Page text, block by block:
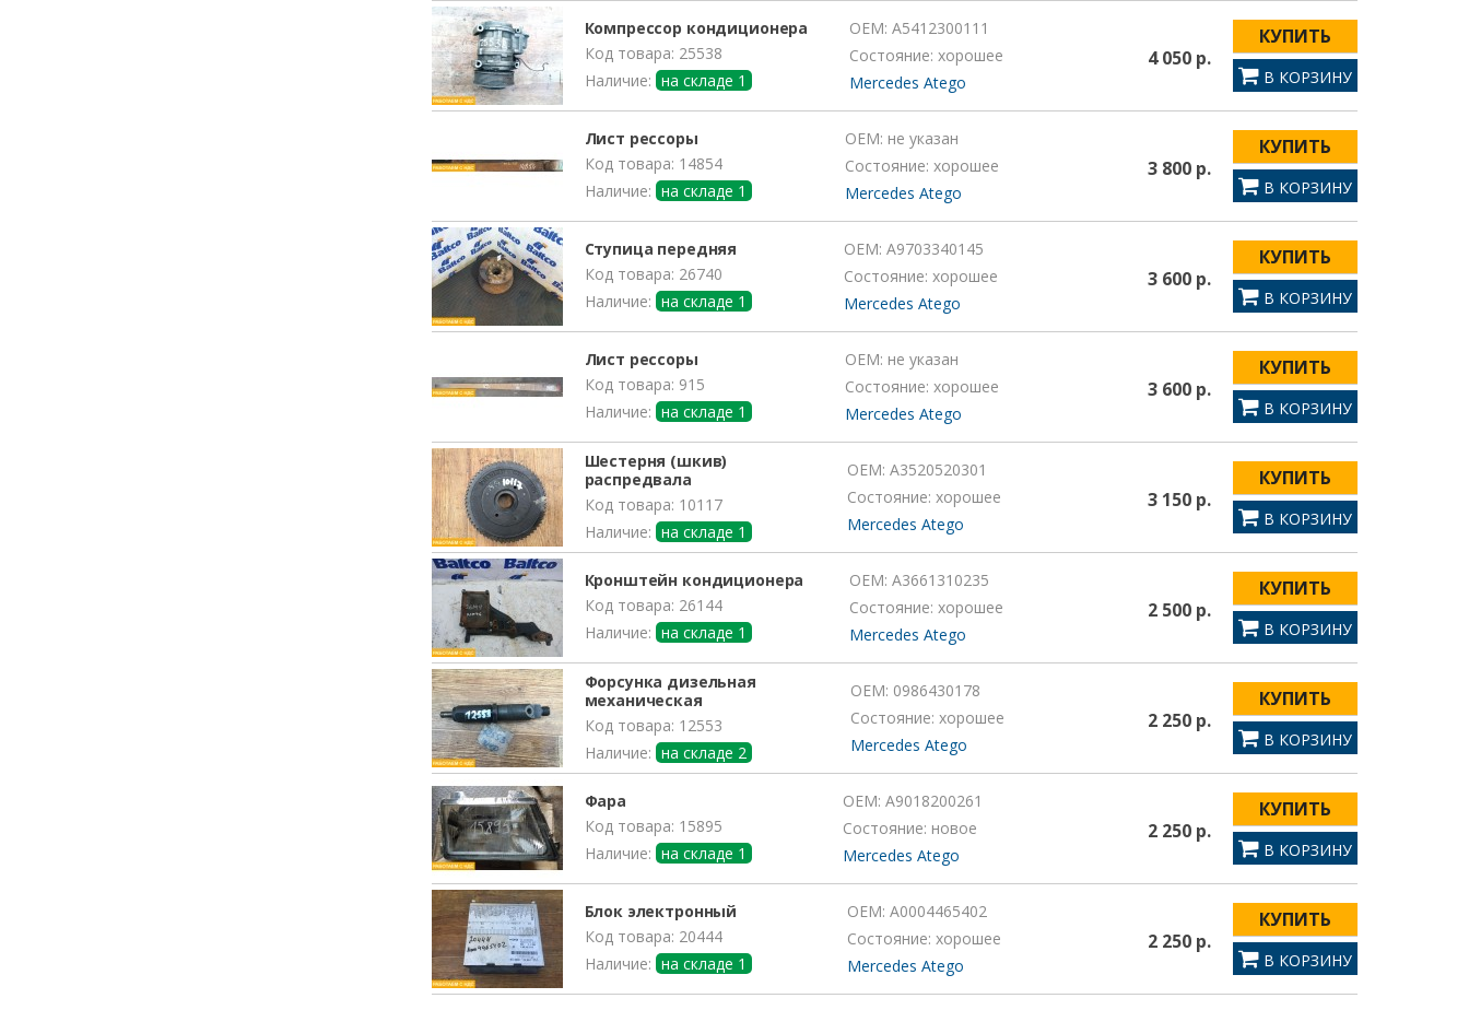
Компрессор кондиционера
Код товара: 25538
Наличие: на складе 1
OEM: A5412300111
Состояние: хорошее
Mercedes Atego
4 050 р.
КУПИТЬ
В КОРЗИНУ
Лист рессоры
Код товара: 14854
Наличие: на складе 1
OEM: не указан
Состояние: хорошее
Mercedes Atego
3 800 р.
КУПИТЬ
В КОРЗИНУ
Ступица передняя
Код товара: 26740
Наличие: на складе 1
OEM: A9703340145
Состояние: хорошее
Mercedes Atego
3 600 р.
КУПИТЬ
В КОРЗИНУ
Лист рессоры
Код товара: 915
Наличие: на складе 1
OEM: не указан
Состояние: хорошее
Mercedes Atego
3 600 р.
КУПИТЬ
В КОРЗИНУ
Шестерня (шкив)
распредвала
Код товара: 10117
Наличие: на складе 1
OEM: A3520520301
Состояние: хорошее
Mercedes Atego
3 150 р.
КУПИТЬ
В КОРЗИНУ
Кронштейн кондиционера
Код товара: 26144
Наличие: на складе 1
OEM: A3661310235
Состояние: хорошее
Mercedes Atego
2 500 р.
КУПИТЬ
В КОРЗИНУ
Форсунка дизельная
механическая
Код товара: 12553
Наличие: на складе 2
OEM: 0986430178
Состояние: хорошее
Mercedes Atego
2 250 р.
КУПИТЬ
В КОРЗИНУ
Фара
Код товара: 15895
Наличие: на складе 1
OEM: A9018200261
Состояние: новое
Mercedes Atego
2 250 р.
КУПИТЬ
В КОРЗИНУ
Блок электронный
Код товара: 20444
Наличие: на складе 1
OEM: A0004465402
Состояние: хорошее
Mercedes Atego
2 250 р.
КУПИТЬ
В КОРЗИНУ